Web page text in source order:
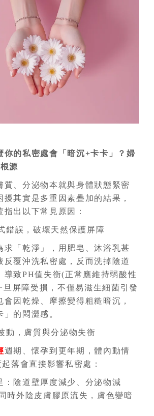
的私密處會「暗沉+卡卡」？婦
源
、分泌物本就與身體狀態緊密
擾其實是多重因素疊加的結果，
出以下常見原因：
誤，破壞天然保護屏障
「乾淨」，用肥皂、沐浴乳甚
反覆沖洗私密處，反而洗掉陰道
導致PH值失衡(正常應維持弱酸性
屏障受損，不僅易滋生細菌引發
會因乾燥、摩擦變得粗糙暗沉，
的悶澀感。
，膚質與分泌物失衡
週期、懷孕到更年期，體內動情
落會直接影響私密處：
陰道壁厚度減少、分泌物減
時外陰皮膚膠原流失，膚色變暗